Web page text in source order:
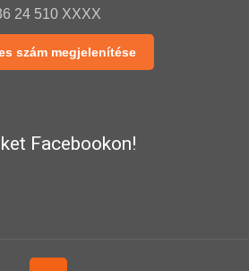
24 510 XXXX
szám megjelenítése
Facebookon!